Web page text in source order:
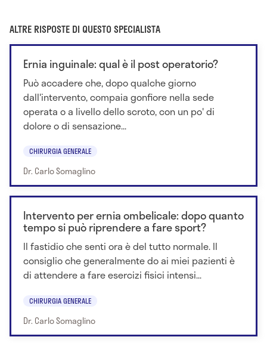
ALTRE RISPOSTE DI QUESTO SPECIALISTA
Ernia inguinale: qual è il post operatorio?
Può accadere che, dopo qualche giorno
dall'intervento, compaia gonfiore nella sede
operata o a livello dello scroto, con un po' di
dolore o di sensazione...
CHIRURGIA GENERALE
Dr. Carlo Somaglino
Intervento per ernia ombelicale: dopo quanto
tempo si può riprendere a fare sport?
Il fastidio che senti ora è del tutto normale. Il
consiglio che generalmente do ai miei pazienti è
di attendere a fare esercizi fisici intensi...
CHIRURGIA GENERALE
Dr. Carlo Somaglino